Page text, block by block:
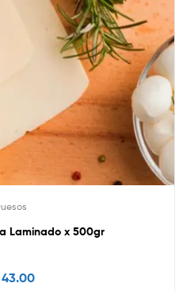
Laminado x 500gr